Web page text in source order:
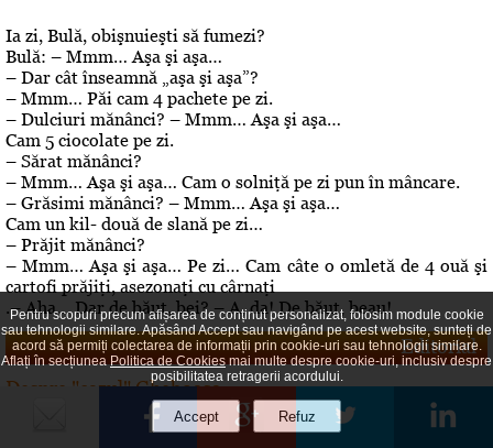
Ia zi, Bulă, obişnuieşti să fumezi?
Bulă: – Mmm… Aşa şi aşa…
– Dar cât înseamnă „aşa şi aşa”?
– Mmm… Păi cam 4 pachete pe zi.
– Dulciuri mănânci? – Mmm… Aşa şi aşa…
Cam 5 ciocolate pe zi.
– Sărat mănânci?
– Mmm… Aşa şi aşa… Cam o solniţă pe zi pun în mâncare.
– Grăsimi mănânci? – Mmm… Aşa şi aşa…
Cam un kil- două de slană pe zi…
– Prăjit mănânci?
– Mmm… Aşa şi aşa… Pe zi… Cam câte o omletă de 4 ouă şi
cartofi prăjiţi, asezonaţi cu cârnaţi
.– Aha… Dar de băut, bei? – A, da! De băut, beau!
Editorial
Despre "cazul" Gheboasa
A luat foc internetul, au navalit deontologii, au explodat
Pentru scopuri precum afișarea de conținut personalizat, folosim module cookie
sau tehnologii similare. Apăsând Accept sau navigând pe acest website, sunteți de
acord să permiți colectarea de informații prin cookie-uri sau tehnologii similare.
Aflați în secțiuneaPolitica de Cookiesmai multe despre cookie-uri, inclusiv despre
posibilitatea retragerii acordului.